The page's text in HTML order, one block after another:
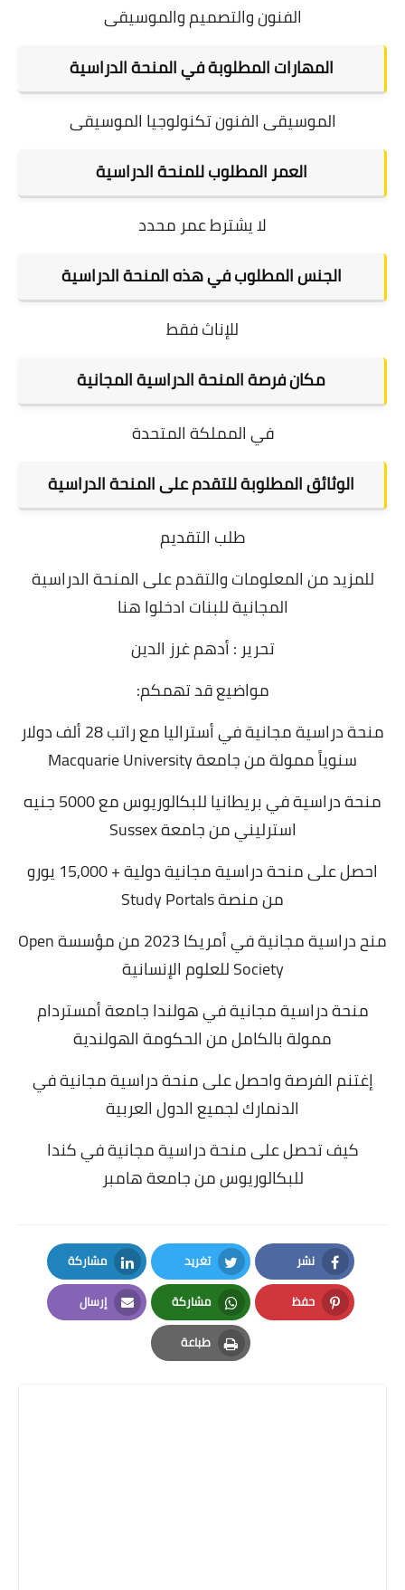
الفنون والتصميم والموسيقى
المهارات المطلوبة في المنحة الدراسية
الموسيقى الفنون تكنولوجيا الموسيقى
العمر المطلوب للمنحة الدراسية
لا يشترط عمر محدد
الجنس المطلوب في هذه المنحة الدراسية
للإناث فقط
مكان فرصة المنحة الدراسية المجانية
في المملكة المتحدة
الوثائق المطلوبة للتقدم على المنحة الدراسية
طلب التقديم
للمزيد من المعلومات والتقدم على المنحة الدراسية
المجانية للبنات ادخلوا هنا
تحرير : أدهم غرز الدين
مواضيع قد تهمكم:
منحة دراسية مجانية في أستراليا مع راتب 28 ألف دولار
سنوياً ممولة من جامعة Macquarie University
منحة دراسية في بريطانيا للبكالوريوس مع 5000 جنيه
استرليني من جامعة Sussex
احصل على منحة دراسية مجانية دولية + 15,000 يورو
من منصة Study Portals
منح دراسية مجانية في أمريكا 2023 من مؤسسة Open
Society للعلوم الإنسانية
منحة دراسية مجانية في هولندا جامعة أمستردام
ممولة بالكامل من الحكومة الهولندية
إغتنم الفرصة واحصل على منحة دراسية مجانية في
الدنمارك لجميع الدول العربية
كيف تحصل على منحة دراسية مجانية في كندا
للبكالوريوس من جامعة هامبر
نشر
Facebook
تغريد
Twitter
مشاركة
LinkedIn
حفظ
Pinterest
مشاركة
Whatsapp
إرسال
Email
طباعة
Print